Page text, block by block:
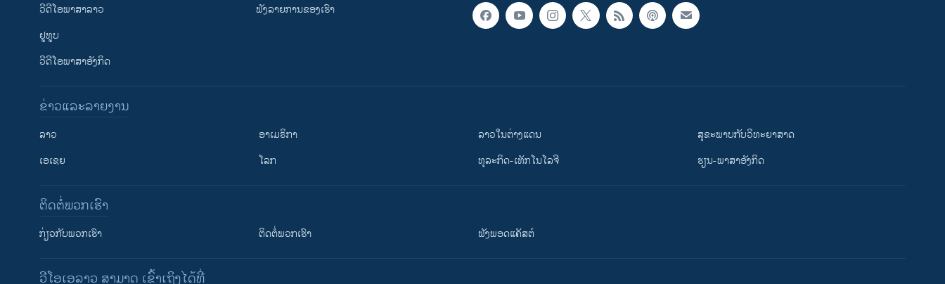
ວີດີໂອພາສາລາວ
ຢູທູບ
ວີດີໂອພາສາອັງກິດ
ຟັງລາຍການຂອງເຮົາ
ຂ່າວແລະລາຍງານ
ລາວ
ເອເຊຍ
ອາເມຣິກາ
ໂລກ
ລາວໃນຕ່າງແດນ
ທຸລະກິດ-ເທັກໂນໂລຈີ
ສຸຂະພາບກັບວິທະຍາສາດ
ຮຽນ-ພາສາອັງກິດ
ຕິດຕໍ່ພວກເຮົາ
ກ່ຽວກັບພວກເຮົາ ຕິດຕໍ່ພວກເຮົາ ຟັງພອດແຄັສຕ໌
ວີໂອເອລາວ ສາມາດ ເຂົ້າເຖິງໄດ້ທີ່